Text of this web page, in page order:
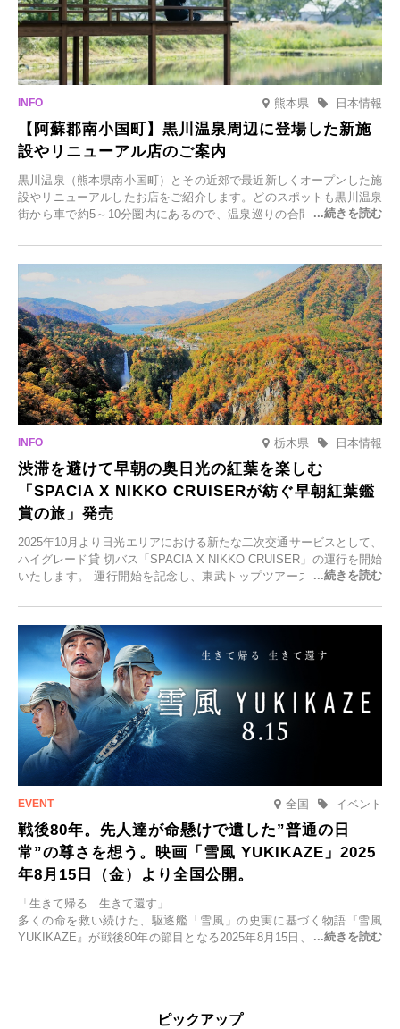
熊本県 日本情報
【阿蘇郡南小国町】黒川温泉周辺に登場した新施
設やリニューアル店のご案内
黒川温泉（熊本県南小国町）とその近郊で最近新しくオープンした施
設やリニューアルしたお店をご紹介します。どのスポットも黒川温泉
街から車で約5～10分圏内にあるので、温泉巡りの合間に気軽に立ち
元食材にこだわったレストランなど、多彩な魅力が満載です。黒川温
泉の新たな楽しみとしてチェックしてみてください。
栃木県 日本情報
渋滞を避けて早朝の奥日光の紅葉を楽しむ
「SPACIA X NIKKO CRUISERが紡ぐ早朝紅葉鑑
賞の旅」発売
2025年10月より日光エリアにおける新たな二次交通サービスとして、
ハイグレード貸 切バス「SPACIA X NIKKO CRUISER」の運行を開始
いたします。 運行開始を記念し、東武トップツアーズ株式会社では
2025年9月12日(金)より発売いたします。
全国 イベント
戦後80年。先人達が命懸けで遺した”普通の日
常”の尊さを想う。映画「雪風 YUKIKAZE」2025
年8月15日（金）より全国公開。
「生きて帰る 生きて還す」
多くの命を救い続けた、駆逐艦「雪風」の史実に基づく物語『雪風
YUKIKAZE』が戦後80年の節目となる2025年8月15日、全国公開され
くの仲間の命を救い帰還させ、戦後まで生き抜き「幸運艦」と呼ばれ
ピックアップ